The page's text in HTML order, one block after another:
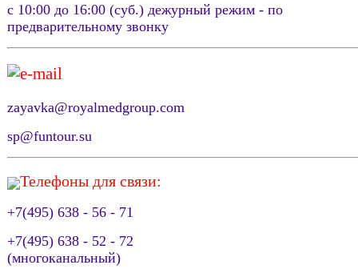
с 10:00 до 16:00 (суб.) дежурный режим - по
предварительному звонку
e-mail
zayavka@royalmedgroup.com
sp@funtour.su
Телефоны для связи:
+7(495) 638 - 56 - 71
+7(495) 638 - 52 - 72
(многоканальный)